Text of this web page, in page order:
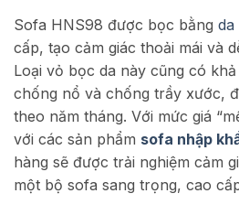
Sofa HNS98 được bọc bằng da
cấp, tạo cảm giác thoải mái và
Loại vỏ bọc da này cũng có
chống nổ và chống trầy xước,
theo năm tháng. Với mức giá
với các sản phẩm sofa nhập
hàng sẽ được trải nghiệm cảm
một bộ sofa sang trọng, cao